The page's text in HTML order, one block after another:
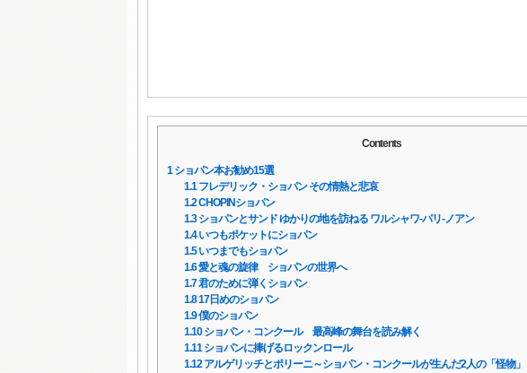
Contents
1ショパン本お勧め15選
1.1フレデリック・ショパン その情熱と悲哀
1.2CHOPINショパン
1.3ショパンとサンド ゆかりの地を訪ねる ワルシャワ‐パリ‐ノアン
1.4いつもポケットにショパン
1.5いつまでもショパン
1.6愛と魂の旋律 ショパンの世界へ
1.7君のために弾くショパン
1.817日めのショパン
1.9僕のショパン
1.10ショパン・コンクール 最高峰の舞台を読み解く
1.11ショパンに捧げるロックンロール
1.12アルゲリッチとポリーニ～ショパン・コンクールが生んだ2人の「怪物」